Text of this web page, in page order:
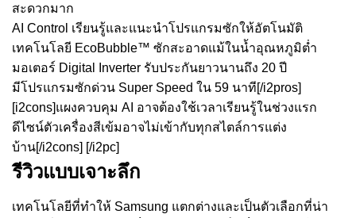
สะดวกมาก
AI Control เรียนรู้และแนะนำโปรแกรมซักให้อัตโนมัติ
เทคโนโลยี EcoBubble™ ซักสะอาดแม้ในน้ำอุณหภูมิต่ำ
มอเตอร์ Digital Inverter รับประกันยาวนานถึง 20 ปี
มีโปรแกรมซักด่วน Super Speed ใน 59 นาที[/i2pros]
[i2cons]แผงควบคุม AI อาจต้องใช้เวลาเรียนรู้ในช่วงแรก
ดีไซน์ตัวเครื่องสีเข้มอาจไม่เข้ากับทุกสไตล์การแต่ง
บ้าน[/i2cons] [/i2pc]
รีวิวแบบเจาะลึก
เทคโนโลยีที่ทำให้ Samsung แตกต่างและเป็นตัวเลือกที่น่า